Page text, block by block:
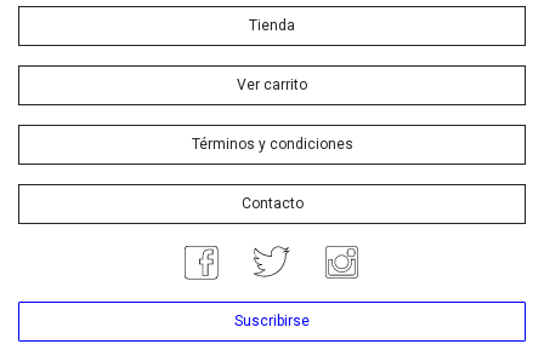
Tienda
Ver carrito
Términos y condiciones
Contacto
Suscribirse